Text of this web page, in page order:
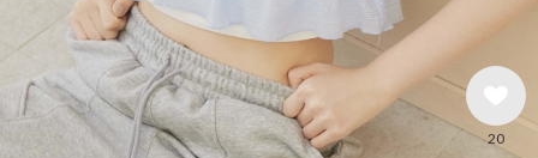
20